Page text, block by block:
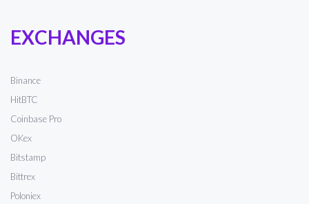
EXCHANGES
Binance
HitBTC
Coinbase Pro
OKex
Bitstamp
Bittrex
Poloniex